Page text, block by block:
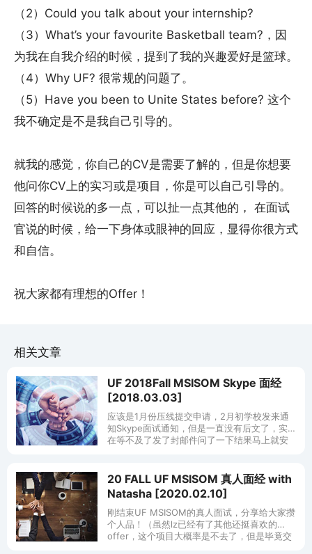
（2）Could you talk about your internship?
（3）What’s your favourite Basketball team?，因
为我在自我介绍的时候，提到了我的兴趣爱好是篮球。
（4）Why UF? 很常规的问题了。
（5）Have you been to Unite States before? 这个
我不确定是不是我自己引导的。
就我的感觉，你自己的CV是需要了解的，但是你想要
他问你CV上的实习或是项目，你是可以自己引导的。
回答的时候说的多一点，可以扯一点其他的， 在面试
官说的时候，给一下身体或眼神的回应，显得你很方式
和自信。
祝大家都有理想的Offer！
相关文章
UF 2018Fall MSISOM Skype 面经
[2018.03.03]
应该是1月份压线提交申请，2月初学校发来通
知Skype面试通知，但是一直没有后文了，实
在等不及了发了封邮件问了一下结果马上就安
20 FALL UF MSISOM 真人面经 with
Natasha [2020.02.10]
刚结束UF MSISOM的真人面试，分享给大家攒
个人品！（虽然lz已经有了其他还挺喜欢的
offer，这个项目大概率是不去了，但是毕竟交